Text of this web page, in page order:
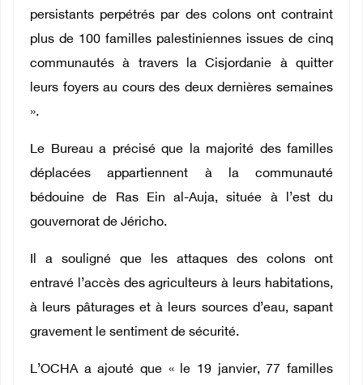
persistants perpétrés par des colons ont contraint
plus de 100 familles palestiniennes issues de cinq
communautés à travers la Cisjordanie à quitter
leurs foyers au cours des deux dernières semaines
».
Le Bureau a précisé que la majorité des familles
déplacées appartiennent à la communauté
bédouine de Ras Ein al-Auja, située à l’est du
gouvernorat de Jéricho.
Il a souligné que les attaques des colons ont
entravé l’accès des agriculteurs à leurs habitations,
à leurs pâturages et à leurs sources d’eau, sapant
gravement le sentiment de sécurité.
L’OCHA a ajouté que « le 19 janvier, 77 familles